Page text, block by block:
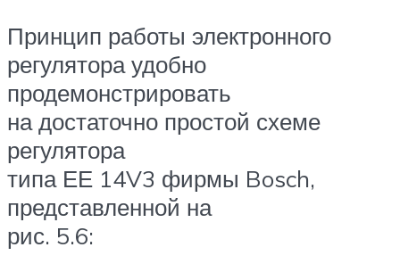
Принцип работы электронного
регулятора удобно
продемонстрировать
на достаточно простой схеме
регулятора
типа ЕЕ 14V3 фирмы Bosch,
представленной на
рис. 5.6: